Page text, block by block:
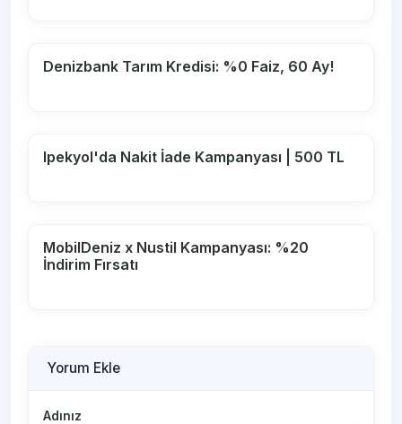
Denizbank Tarım Kredisi: %0 Faiz, 60 Ay!
Ipekyol'da Nakit İade Kampanyası | 500 TL
MobilDeniz x Nustil Kampanyası: %20
İndirim Fırsatı
Yorum Ekle
Adınız